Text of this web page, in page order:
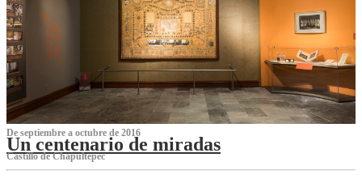
De septiembre a octubre de 2016
Un centenario de miradas
Castillo de Chapultepec